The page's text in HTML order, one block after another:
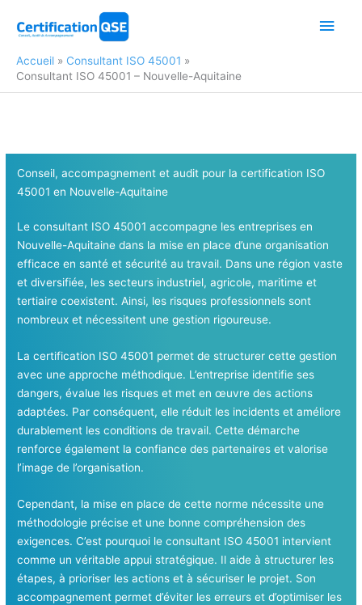
Accueil
Consultant ISO 45001
Consultant ISO 45001 – Nouvelle-Aquitaine
Conseil, accompagnement et audit pour la certification ISO
45001 en Nouvelle-Aquitaine
Le consultant ISO 45001 accompagne les entreprises en
Nouvelle-Aquitaine dans la mise en place d’une organisation
efficace en santé et sécurité au travail. Dans une région vaste
et diversifiée, les secteurs industriel, agricole, maritime et
tertiaire coexistent. Ainsi, les risques professionnels sont
nombreux et nécessitent une gestion rigoureuse.
La certification ISO 45001 permet de structurer cette gestion
avec une approche méthodique. L’entreprise identifie ses
dangers, évalue les risques et met en œuvre des actions
adaptées. Par conséquent, elle réduit les incidents et améliore
durablement les conditions de travail. Cette démarche
renforce également la confiance des partenaires et valorise
l’image de l’organisation.
Cependant, la mise en place de cette norme nécessite une
méthodologie précise et une bonne compréhension des
exigences. C’est pourquoi le consultant ISO 45001 intervient
comme un véritable appui stratégique. Il aide à structurer les
étapes, à prioriser les actions et à sécuriser le projet. Son
accompagnement permet d’éviter les erreurs et d’optimiser les